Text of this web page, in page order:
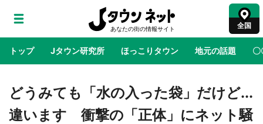
全国
トップ Jタウン研究所 ほっこりタウン 地元の話題 〇
地域×二次元 絶景 あの時はありがとう 物語がはじ
どうみても「水の入った袋」だけど...
違います 衝撃の「正体」にネット騒